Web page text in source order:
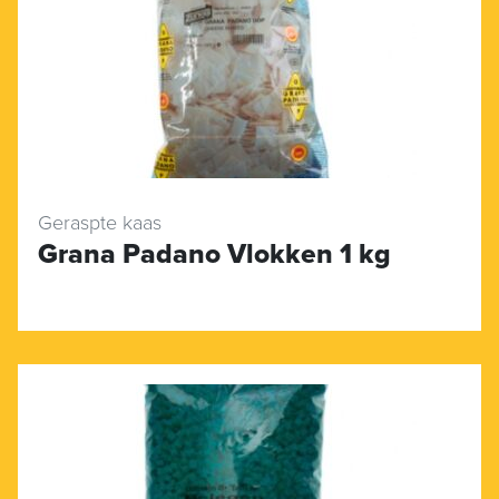
Geraspte kaas
Grana Padano Vlokken 1 kg